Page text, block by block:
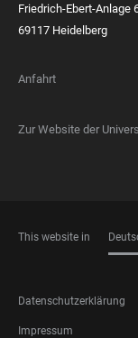
Friedrich-Ebert-Anlage
69117 Heidelberg
Anfahrt
Zur Website der
This website in
FOOTER
LEGAL
Datenschutzerklärung
Impressum